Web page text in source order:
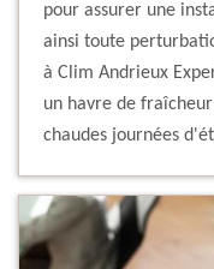
pour assurer une
ainsi toute
à Clim Andrieux
un havre de
chaudes journées